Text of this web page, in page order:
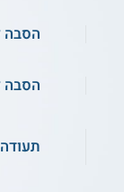
הסבה
הסבה